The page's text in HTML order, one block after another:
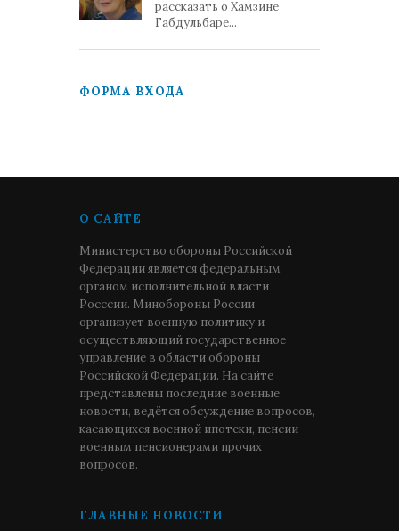
рассказать о Хамзине
Габдульбаре...
ФОРМА ВХОДА
О САЙТЕ
Министерство обороны Российской
Федерации является федеральным
органом исполнительной власти
Росссии. Минобороны России
организует военную политику и
осуществляющий государственное
управление в области обороны
Российской Федерации. На сайте
представлены последние военные
новости, ведётся обсуждение вопросов,
касающихся военной ипотеки, пенсии
военным пенсионерами прочих
вопросов.
ГЛАВНЫЕ НОВОСТИ